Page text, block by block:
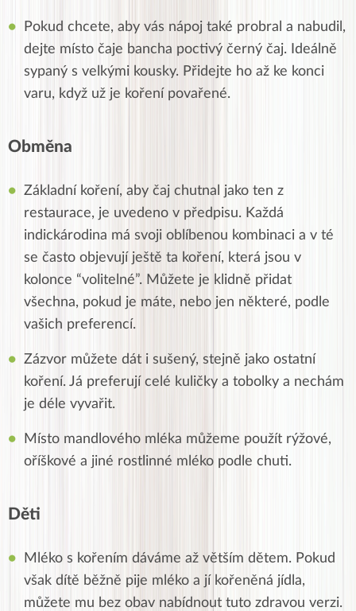
Pokud chcete, aby vás nápoj také probral a nabudil,
dejte místo čaje bancha poctivý černý čaj. Ideálně
sypaný s velkými kousky. Přidejte ho až ke konci
varu, když už je koření povařené.
Obměna
Základní koření, aby čaj chutnal jako ten z
restaurace, je uvedeno v předpisu. Každá
indickárodina má svoji oblíbenou kombinaci a v té
se často objevují ještě ta koření, která jsou v
kolonce “volitelné”. Můžete je klidně přidat
všechna, pokud je máte, nebo jen některé, podle
vašich preferencí.
Zázvor můžete dát i sušený, stejně jako ostatní
koření. Já preferují celé kuličky a tobolky a nechám
je déle vyvařit.
Místo mandlového mléka můžeme použít rýžové,
oříškové a jiné rostlinné mléko podle chuti.
Děti
Mléko s kořením dáváme až větším dětem. Pokud
však dítě běžně pije mléko a jí kořeněná jídla,
můžete mu bez obav nabídnout tuto zdravou verzi.